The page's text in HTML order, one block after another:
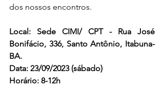
dos nossos encontros.
Local: Sede CIMI/ CPT - Rua José
Bonifácio, 336, Santo Antônio, Itabuna-
BA.
Data: 23/09/2023 (sábado)
Horário: 8-12h